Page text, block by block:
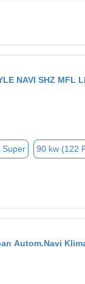
NAVI SHZ MFL
Super 90 kw (122
Autom.Navi